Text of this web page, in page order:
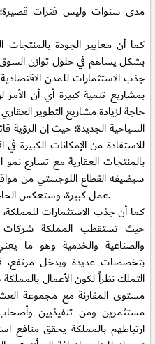
مدى سنوات وليس فترات
كما أن معايير الجودة
بشكل يساهم في حلول توازن
جذب الاستثمارات للمدن
بمشاريع تنمية كبيرة أي أن
حاجة لزيادة مشاريع التطوير
السياحية الجديدة؛ حيث إن الرؤية
للاستفادة من الإمكانات الكبيرة
بالمنتجات العقارية مع تسارع
سيضيفه القطاع اللوجستي من
عمل كبيرة، وستعكس الحاجة لخدمات متنوعة ولمنتجات عقارية.
كما أن جذب الاستثمارات
حيث تستقطب المملكة شركات
والصناعية والخدمية وهو ما
بتخصصات عديدة وبدخل مرتفع،
التملك نظراً لكون الأعمال
مستوى المقارنة مع مجموعة
مستثمرين ومن تنفيذيين
ارتباطهم بالمملكة يحقق منافع